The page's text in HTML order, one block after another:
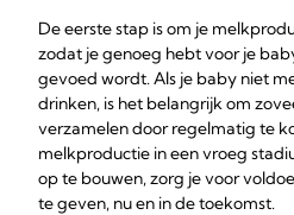
De eerste stap is om je
zodat je genoeg hebt voor je
gevoed wordt. Als je baby niet
drinken, is het belangrijk om
verzamelen door regelmatig te
melkproductie in een vroeg
op te bouwen, zorg je voor
te geven, nu en in de toekomst.